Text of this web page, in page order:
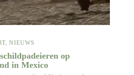
, NIEUWS
op
in Mexico